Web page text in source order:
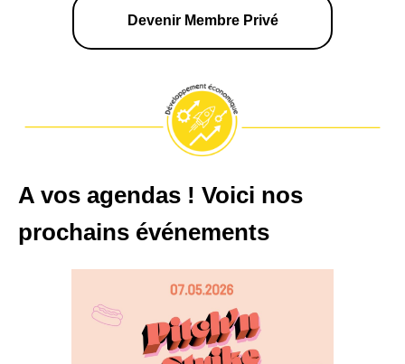
Devenir Membre Privé
A vos agendas ! Voici nos
prochains événements